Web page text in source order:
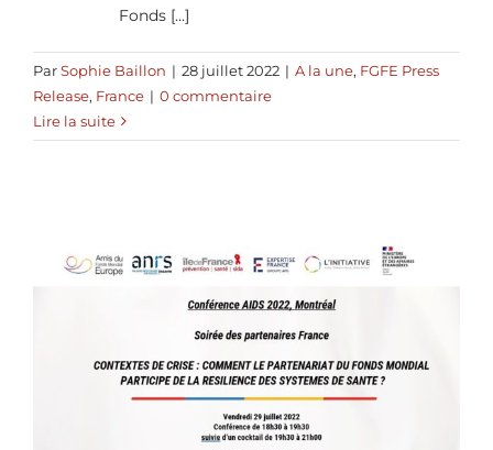
Fonds [...]
ParSophie Baillon | 28 juillet 2022 | A la une, FGFE Press
Release, France | 0 commentaire
Lire la suite